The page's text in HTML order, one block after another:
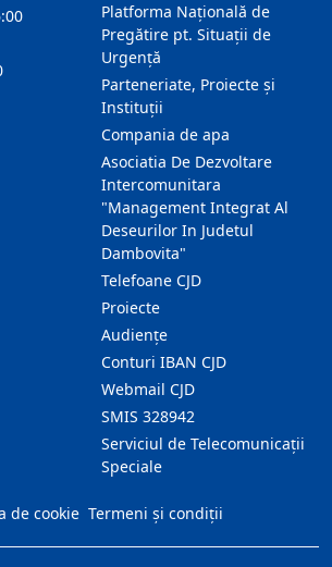
Platforma Națională de
Pregătire pt. Situații de
Urgență
Parteneriate, Proiecte și
Instituții
Compania de apa
Asociatia De Dezvoltare
Intercomunitara
"Management Integrat Al
Deseurilor In Judetul
Dambovita"
Telefoane CJD
Proiecte
Audienţe
Conturi IBAN CJD
Webmail CJD
SMIS 328942
Serviciul de Telecomunicații
Speciale
de cookie Termeni și condiții